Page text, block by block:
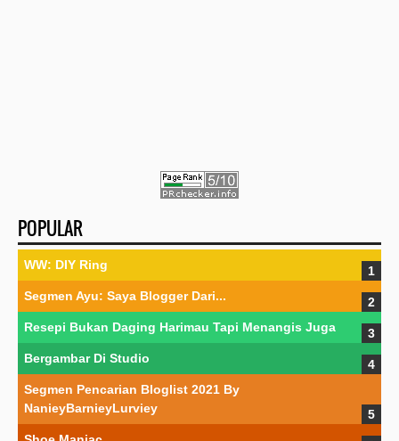
POPULAR
WW: DIY Ring
Segmen Ayu: Saya Blogger Dari...
Resepi Bukan Daging Harimau Tapi Menangis Juga
Bergambar Di Studio
Segmen Pencarian Bloglist 2021 By
NanieyBarnieyLurviey